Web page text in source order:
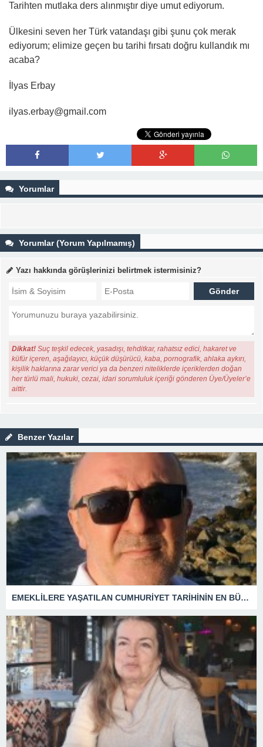
Tarihten mutlaka ders alınmıştır diye umut ediyorum.
Ülkesini seven her Türk vatandaşı gibi şunu çok merak
ediyorum; elimize geçen bu tarihi fırsatı doğru kullandık mı
acaba?
İlyas Erbay
ilyas.erbay@gmail.com
Yorumlar
Yorumlar (Yorum Yapılmamış)
Yazı hakkında görüşlerinizi belirtmek istermisiniz?
Dikkat! Suç teşkil edecek, yasadışı, tehditkar, rahatsız edici, hakaret ve
küfür içeren, aşağılayıcı, küçük düşürücü, kaba, pornografik, ahlaka aykırı,
kişilik haklarına zarar verici ya da benzeri niteliklerde içeriklerden doğan
her türlü mali, hukuki, cezai, idari sorumluluk içeriği gönderen Üye/Üyeler’e
aittir.
Benzer Yazılar
EMEKLİLERE YAŞATILAN CUMHURİYET TARİHİNİN EN BÜYÜK ZULMÜNÜN DERİN ANALİZİ !